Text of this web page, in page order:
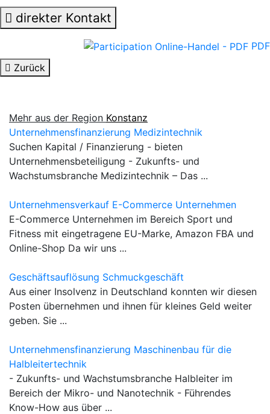
direkter Kontakt
PDF
Zurück
Mehr aus der Region Konstanz
Unternehmensfinanzierung Medizintechnik
Suchen Kapital / Finanzierung - bieten
Unternehmensbeteiligung - Zukunfts- und
Wachstumsbranche Medizintechnik – Das ...
Unternehmensverkauf E-Commerce Unternehmen
E-Commerce Unternehmen im Bereich Sport und
Fitness mit eingetragene EU-Marke, Amazon FBA und
Online-Shop Da wir uns ...
Geschäftsauflösung Schmuckgeschäft
Aus einer Insolvenz in Deutschland konnten wir diesen
Posten übernehmen und ihnen für kleines Geld weiter
geben. Sie ...
Unternehmensfinanzierung Maschinenbau für die
Halbleitertechnik
- Zukunfts- und Wachstumsbranche Halbleiter im
Bereich der Mikro- und Nanotechnik - Führendes
Know-How aus über ...